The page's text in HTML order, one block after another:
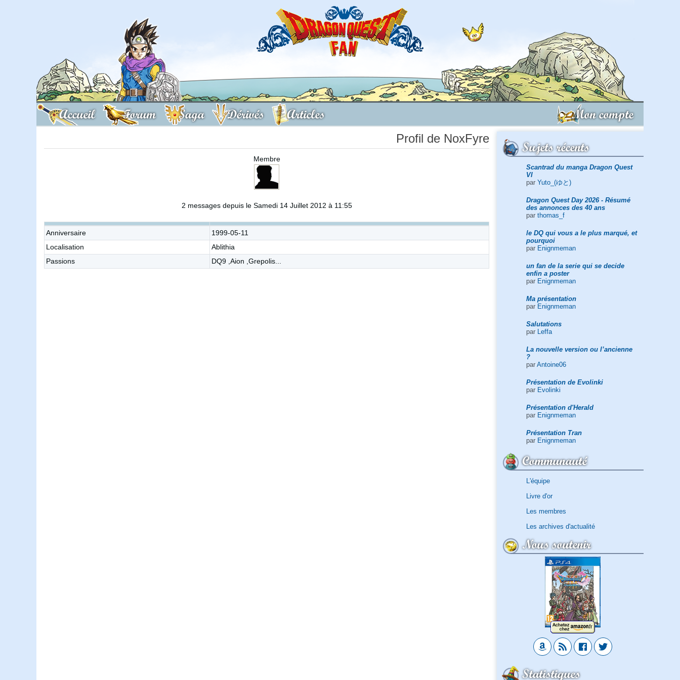
Accueil Forum Saga Dérivés Articles Mon compte
Sujets récents
Scantrad du manga Dragon Quest
VI
par Yuto_(ゆと)
Dragon Quest Day 2026 - Résumé
des annonces des 40 ans
par thomas_f
le DQ qui vous a le plus marqué, et
pourquoi
par Enignmeman
un fan de la serie qui se decide
enfin a poster
par Enignmeman
Ma présentation
par Enignmeman
Salutations
par
Leffa
La nouvelle version ou l’ancienne
?
par Antoine06
Présentation de Evolinki
par Evolinki
Présentation d'Herald
par Enignmeman
Présentation Tran
par Enignmeman
Communauté
L'équipe
Livre d'or
Les membres
Les archives d'actualité
Nous soutenir
Statistiques
Profil de NoxFyre
Membre
2 messages depuis le Samedi 14 Juillet 2012 à 11:55
Anniversaire
1999-05-11
Localisation
Ablithia
Passions
DQ9 ,Aion ,Grepolis...